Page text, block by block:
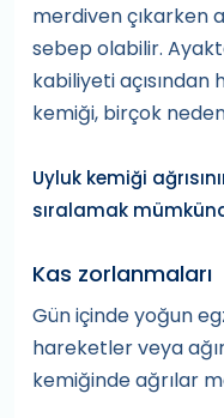
merdiven çıkarken
sebep olabilir.
kabiliyeti
kemiği, birçok
Uyluk kemiği
sıralamak
Kas zorlanmaları
Gün içinde yoğun
hareketler veya
kemiğinde ağrılar